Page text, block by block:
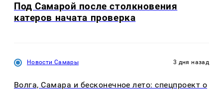
Под Самарой после столкновения
катеров начата проверка
Новости Самары 3 дня назад
Волга, Самара и бесконечное лето: спецпроект о